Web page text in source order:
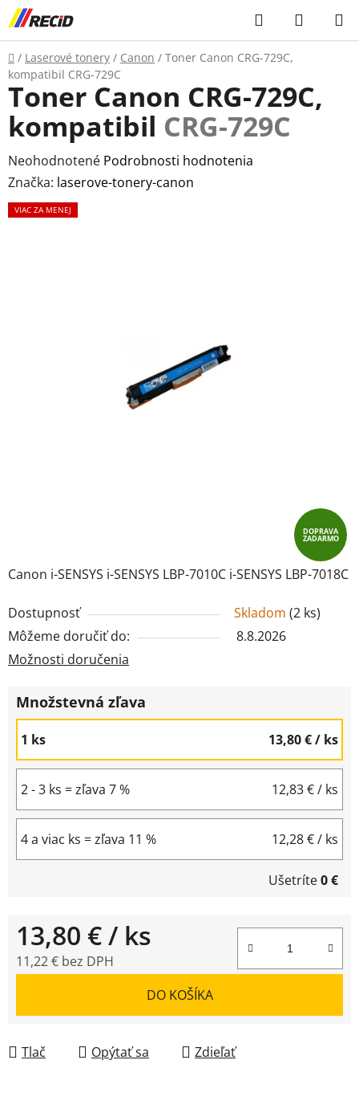
Prejsť
na
obsah
Hľadať
KOŠÍK
Domov
/ Laserové tonery / Canon / Toner Canon CRG-729C,
kompatibil CRG-729C
Canon i-SENSYS i-SENSYS LBP-7010C i-SENSYS LBP-7018C
Dostupnosť Skladom (2 ks)
Môžeme doručiť do:
8.8.2026
Možnosti doručenia
Množstevná zľava
1 ks 13,80 €/ ks
2 - 3 ks = zľava 7 % 12,83 €/ ks
4 a viac ks = zľava 11 % 12,28 €/ ks
Ušetríte0 €
13,80 €/ ks
11,22 € bez DPH
DO KOŠÍKA
Tlač Opýtať sa Zdieľať
Toner Canon CRG-729C,
kompatibil CRG-729C
Priemerné
hodnotenie
produktu
Neohodnotené Podrobnosti hodnotenia
Značka: laserove-tonery-canon
VIAC ZA MENEJ
DOPRAVA
ZADARMO